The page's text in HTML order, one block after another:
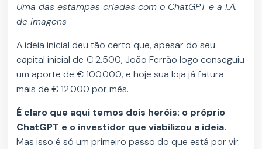
Uma das estampas criadas com o ChatGPT e a I.A.
de imagens
A ideia inicial deu tão certo que, apesar do seu
capital inicial de € 2.500, João Ferrão logo conseguiu
um aporte de € 100.000, e hoje sua loja já fatura
mais de € 12.000 por mês.
É claro que aqui temos dois heróis: o próprio
ChatGPT e o investidor que viabilizou a ideia.
Mas isso é só um primeiro passo do que está por vir.